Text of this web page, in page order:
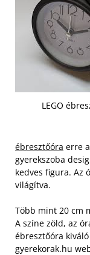
LEGO
ébresztőóra erre
gyerekszoba
kedves figura. Az
világítva.
Több mint 20 cm
A színe zöld, az
ébresztőóra
gyerekorak.hu